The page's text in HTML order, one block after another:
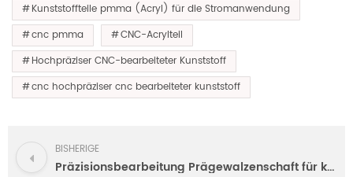
Kunststoffteile pmma (Acryl) für die Stromanwendung
cnc pmma
CNC-Acrylteil
Hochpräziser CNC-bearbeiteter Kunststoff
cnc hochpräziser cnc bearbeiteter kunststoff
BISHERIGE
Präzisionsbearbeitung Prägewalzenschaft für kn95 Maskenmaschine